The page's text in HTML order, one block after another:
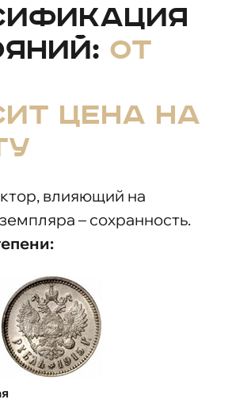
от
цена на
влияющий на
– сохранность.